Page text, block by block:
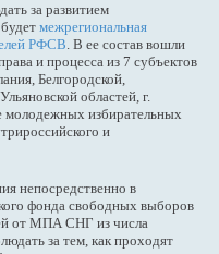
за развитием
межрегиональная
РФСВ. В ее состав вошли
и процесса из 7 субъектов
Белгородской,
областей, г.
избирательных
и
непосредственно в
фонда свободных выборов
от МПА СНГ из числа
за тем, как проходят